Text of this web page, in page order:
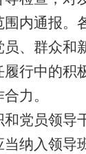
围内通报。
员、群众和
履行中的积
力。
员领导
当纳入领导